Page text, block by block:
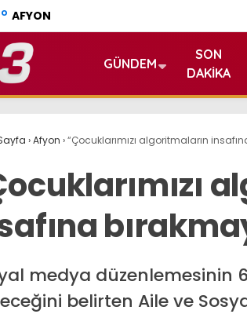
° AFYON
GÜNDEM
SON
DAKIKA
›Afyon ›“Çocuklarımızı algoritmaların
medya düzenlemesinin
belirten Aile ve